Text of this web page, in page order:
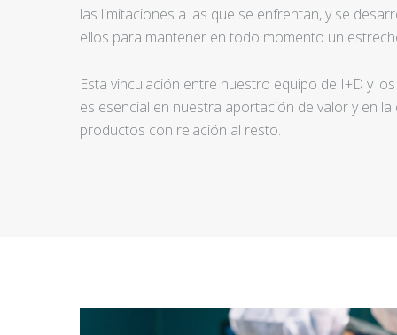
las limitaciones a las que se enfrentan, y se
ellos para mantener en todo momento un
Esta vinculación entre nuestro equipo de I+D y
es esencial en nuestra aportación de valor y en
productos con relación al resto.